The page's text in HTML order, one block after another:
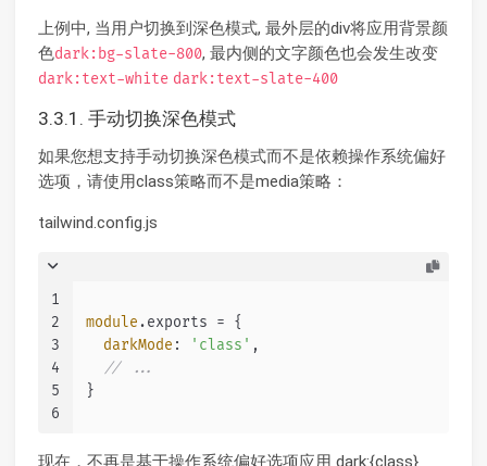
上例中, 当用户切换到深色模式, 最外层的div将应用背景颜
色dark:bg-slate-800, 最内侧的文字颜色也会发生改变
dark:text-white dark:text-slate-400
3.3.1. 手动切换深色模式
如果您想支持手动切换深色模式而不是依赖操作系统偏好
选项，请使用class策略而不是media策略：
tailwind.config.js
1
2
3
4
5
6
module.exports = {
darkMode : 'class' ,
// ...
}
现在，不再是基于操作系统偏好选项应用 dark:{class}